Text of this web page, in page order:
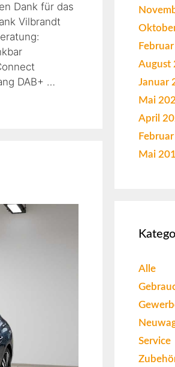
Dank für das
Vilbrandt
DAB+ …
August
Januar
Mai
April
Mai
Alle
Service